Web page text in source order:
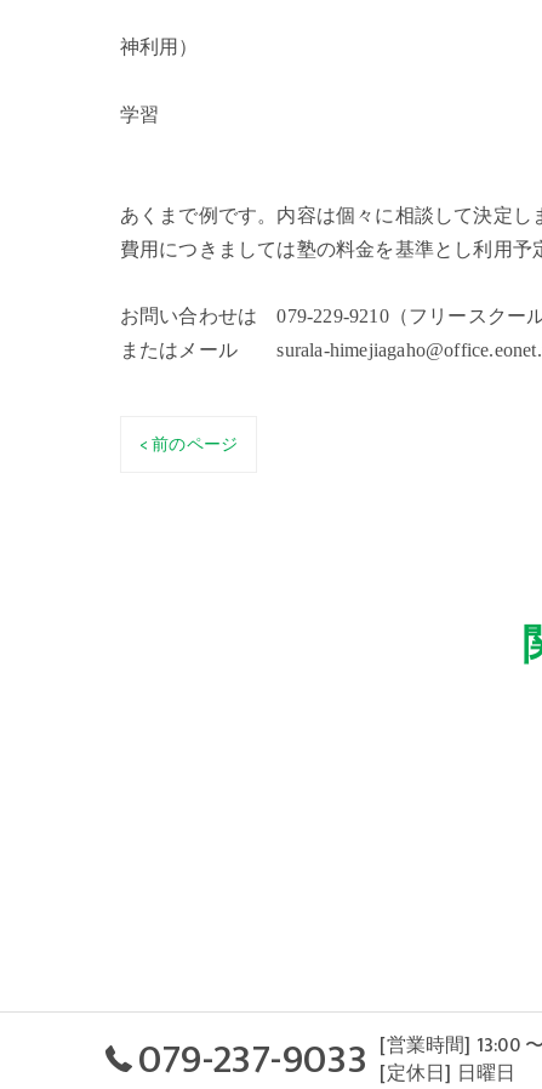
１２：４５
神利用）
１４：００
学習
１４：
あくまで例です。内容は個々に相談して決定し
費用につきましては塾の料金を基準とし利用予
お問い合わせは079-229-9210（フリースクー
またはメールsurala-
< 前のページ
079-237-9033 [営業時間] 13:00
[定休日] 日曜日